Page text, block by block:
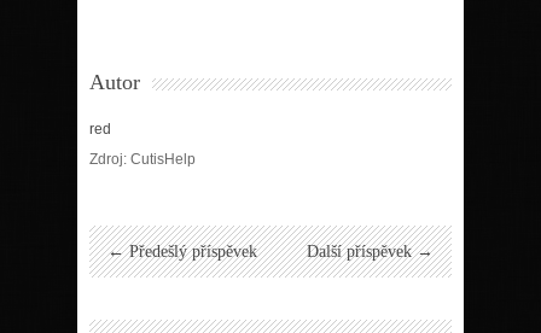
Autor
red
Zdroj: CutisHelp
← Předešlý příspěvek Další příspěvek →